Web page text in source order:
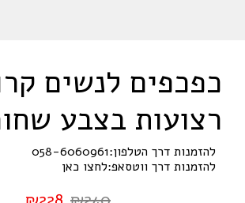
כפכפים לנשים
רצועות בצבע
להזמנות דרך הטלפון:058-6060961
להזמנות דרך ווטסאפ:לחצו כאן